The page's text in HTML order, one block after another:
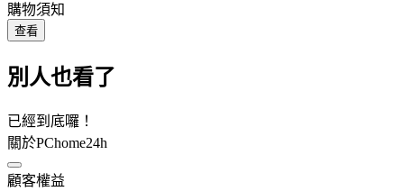
購物須知
查看
別人也看了
已經到底囉！
關於PChome24h
顧客權益